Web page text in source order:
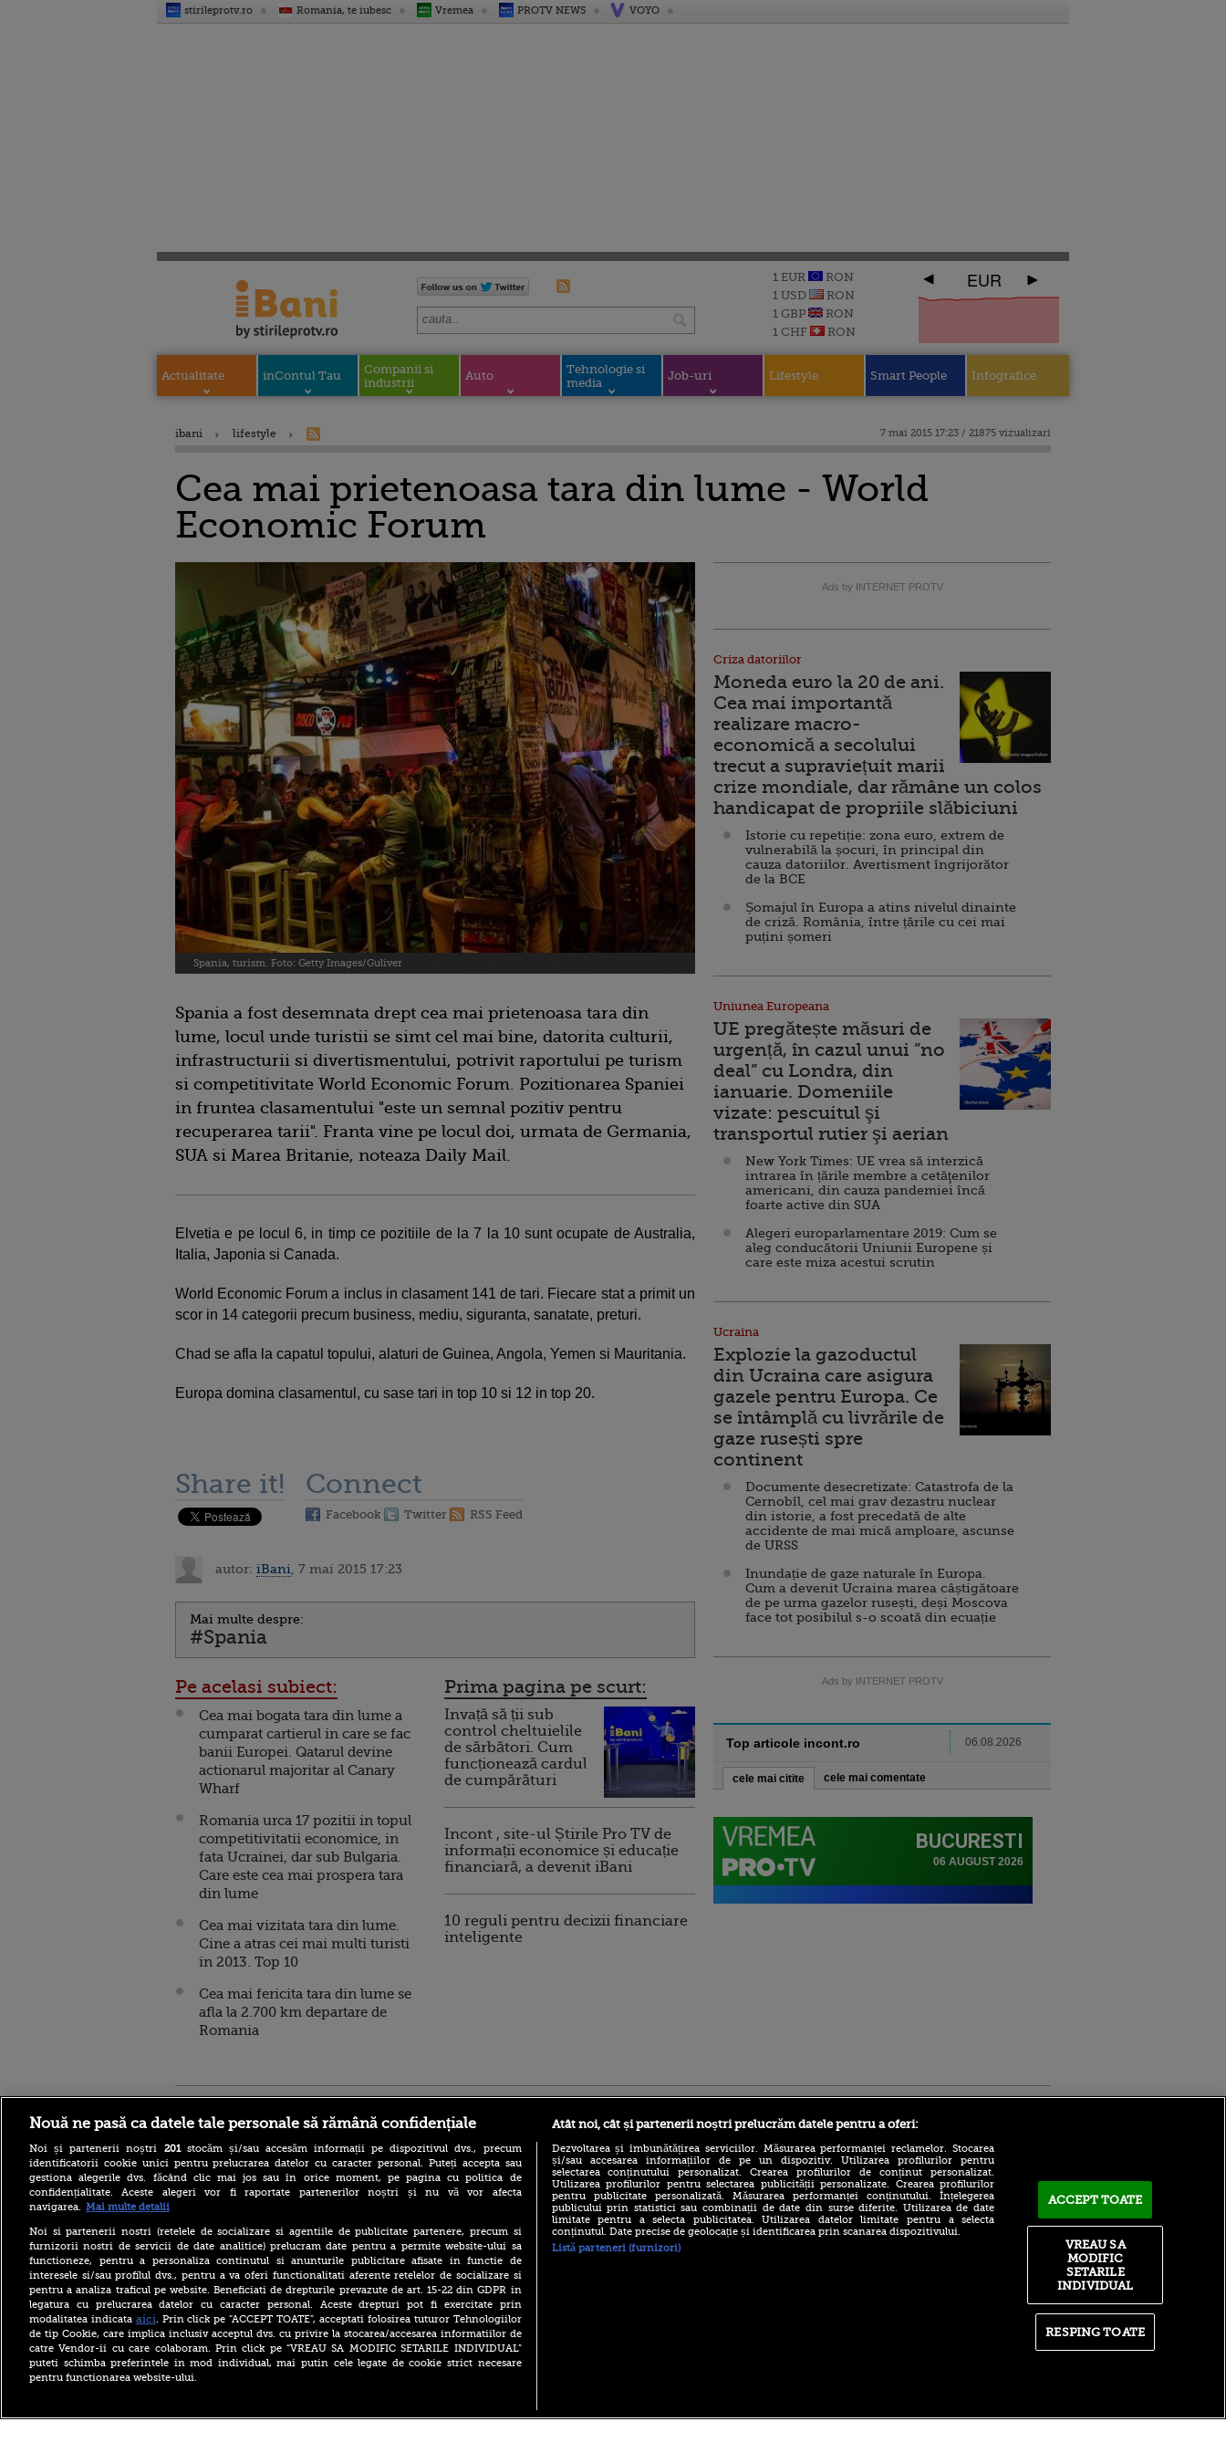
stirileprotv.ro Romania, te iubesc Vremea PROTV NEWS VOYO
1 EUR
RON
1 USD
RON
1 GBP
RON
1 CHF
RON
EUR
Actualitate inContul Tau
Companii si
industrii
Auto
Tehnologie si
media
Job-uri Lifestyle Smart People Infografice
ibani lifestyle 7 mai 2015 17:23 / 21875 vizualizari
Cea mai prietenoasa tara din lume - World
Economic Forum
Spania, turism. Foto: Getty Images/Guliver
Spania a fost desemnata drept cea mai prietenoasa tara din
lume, locul unde turistii se simt cel mai bine, datorita culturii,
infrastructurii si divertismentului, potrivit raportului pe turism
si competitivitate World Economic Forum. Pozitionarea Spaniei
in fruntea clasamentului "este un semnal pozitiv pentru
recuperarea tarii". Franta vine pe locul doi, urmata de Germania,
SUA si Marea Britanie, noteaza Daily Mail.
Elvetia e pe locul 6, in timp ce pozitiile de la 7 la 10 sunt ocupate de Australia,
Italia, Japonia si Canada.
World Economic Forum a inclus in clasament 141 de tari. Fiecare stat a primit un
scor in 14 categorii precum business, mediu, siguranta, sanatate, preturi.
Chad se afla la capatul topului, alaturi de Guinea, Angola, Yemen si Mauritania.
Europa domina clasamentul, cu sase tari in top 10 si 12 in top 20.
Share it! Connect
Facebook Twitter RSS Feed
autor: iBani , 7 mai 2015 17:23
Mai multe despre:
#Spania
Pe acelasi subiect:
Cea mai bogata tara din lume a
cumparat cartierul in care se fac
banii Europei. Qatarul devine
actionarul majoritar al Canary
Wharf
Romania urca 17 pozitii in topul
competitivitatii economice, in
fata Ucrainei, dar sub Bulgaria.
Care este cea mai prospera tara
din lume
Cea mai vizitata tara din lume.
Cine a atras cei mai multi turisti
in 2013. Top 10
Cea mai fericita tara din lume se
afla la 2.700 km departare de
Romania
Prima pagina pe scurt:
Invață să ții sub
control cheltuielile
de sărbători. Cum
funcționează cardul
de cumpărături
Incont , site-ul Știrile Pro TV de
informații economice și educație
financiară, a devenit iBani
10 reguli pentru decizii financiare
inteligente
Ads by INTERNET PROTV
Criza datoriilor
Moneda euro la 20 de ani.
Cea mai importantă
realizare macro-
economică a secolului
trecut a supraviețuit marii
crize mondiale, dar rămâne un colos
handicapat de propriile slăbiciuni
Istorie cu repetiție: zona euro, extrem de
vulnerabilă la șocuri, în principal din
cauza datoriilor. Avertisment îngrijorător
de la BCE
Șomajul în Europa a atins nivelul dinainte
de criză. România, între țările cu cei mai
puțini șomeri
Uniunea Europeana
UE pregătește măsuri de
urgență, în cazul unui ”no
deal” cu Londra, din
ianuarie. Domeniile
vizate: pescuitul şi
transportul rutier şi aerian
New York Times: UE vrea să interzică
intrarea în țările membre a cetăţenilor
americani, din cauza pandemiei încă
foarte active din SUA
Alegeri europarlamentare 2019: Cum se
aleg conducătorii Uniunii Europene și
care este miza acestui scrutin
Ucraina
Explozie la gazoductul
din Ucraina care asigura
gazele pentru Europa. Ce
se întâmplă cu livrările de
gaze rusești spre
continent
Documente desecretizate: Catastrofa de la
Cernobîl, cel mai grav dezastru nuclear
din istorie, a fost precedată de alte
accidente de mai mică amploare, ascunse
de URSS
Inundație de gaze naturale în Europa.
Cum a devenit Ucraina marea câștigătoare
de pe urma gazelor rusești, deși Moscova
face tot posibilul s-o scoată din ecuație
Ads by INTERNET PROTV
Top articole incont.ro 06.08.2026
cele mai citite cele mai comentate
negre” ia amploare în Rusia.
„Găsește-ți un soldat și când
va fi ucis vei primi 8
milioane de ruble”
Aflat în SUA, ministrul
britanic de Externe a evitat
să spună dacă îl mai
consideră pe Trump „idiot,
rasist și misogin”
Primăriile care nu se
înrolează pe Ghiseul.ro pot
(P) Descoperă Lumea
Evenimentelor din România
Adrian Mihalcea, discurs
incredibil înainte de UTA -
Ce declin! Cu cine a semnat
Nouă ne pasă ca datele tale personale să rămână confidențiale
Noi și partenerii noștri 201stocăm și/sau accesăm informații pe dispozitivul dvs., precum
identificatorii cookie unici pentru prelucrarea datelor cu caracter personal. Puteți accepta sau
gestiona alegerile dvs. făcând clic mai jos sau în orice moment, pe pagina cu politica de
confidențialitate. Aceste alegeri vor fi raportate partenerilor noștri și nu vă vor afecta
navigarea. Mai multe detalii
Noi si partenerii nostri (retelele de socializare si agentiile de publicitate partenere, precum si
furnizorii nostri de servicii de date analitice) prelucram date pentru a permite website-ului sa
functioneze, pentru a personaliza continutul si anunturile publicitare afisate in functie de
interesele si/sau profilul dvs., pentru a va oferi functionalitati aferente retelelor de socializare si
pentru a analiza traficul pe website. Beneficiati de drepturile prevazute de art. 15-22 din GDPR in
legatura cu prelucrarea datelor cu caracter personal. Aceste drepturi pot fi exercitate prin
modalitatea indicata aici. Prin click pe “ACCEPT TOATE”, acceptati folosirea tuturor Tehnologiilor
de tip Cookie, care implica inclusiv acceptul dvs. cu privire la stocarea/accesarea informatiilor de
catre Vendor-ii cu care colaboram. Prin click pe “VREAU SA MODIFIC SETARILE INDIVIDUAL”
puteti schimba preferintele in mod individual, mai putin cele legate de cookie strict necesare
pentru functionarea website-ului.
Atât noi, cât și partenerii noștri prelucrăm datele pentru a oferi:
Dezvoltarea și îmbunătățirea serviciilor. Măsurarea performanței reclamelor. Stocarea
și/sau accesarea informațiilor de pe un dispozitiv. Utilizarea profilurilor pentru
selectarea conținutului personalizat. Crearea profilurilor de conținut personalizat.
Utilizarea profilurilor pentru selectarea publicității personalizate. Crearea profilurilor
pentru publicitate personalizată. Măsurarea performanței conținutului. Înțelegerea
publicului prin statistici sau combinații de date din surse diferite. Utilizarea de date
limitate pentru a selecta publicitatea. Utilizarea datelor limitate pentru a selecta
conținutul. Date precise de geolocație și identificarea prin scanarea dispozitivului.
Listă parteneri (furnizori)
ACCEPT TOATE
RESPING TOATE
VREAU SA
MODIFIC
SETARILE
INDIVIDUAL